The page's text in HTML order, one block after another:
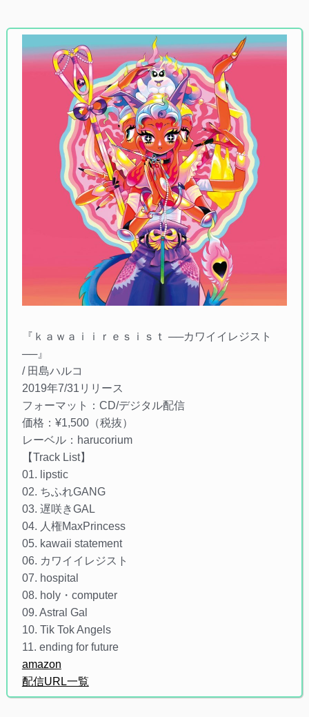
『ｋａｗａｉｉｒｅｓｉｓｔ ──カワイイレジスト
──』
/ 田島ハルコ
2019年7/31リリース
フォーマット：CD/デジタル配信
価格：¥1,500（税抜）
レーベル：harucorium
【Track List】
01. lipstic
02. ちふれGANG
03. 遅咲きGAL
04. 人権MaxPrincess
05. kawaii statement
06. カワイイレジスト
07. hospital
08. holy・computer
09. Astral Gal
10. Tik Tok Angels
11. ending for future
amazon
配信URL一覧